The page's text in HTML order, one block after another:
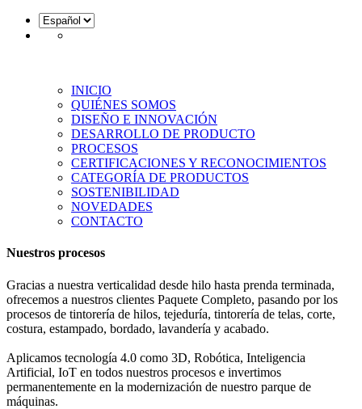
INICIO
QUIÉNES SOMOS
DISEÑO E INNOVACIÓN
DESARROLLO DE PRODUCTO
PROCESOS
CERTIFICACIONES Y RECONOCIMIENTOS
CATEGORÍA DE PRODUCTOS
SOSTENIBILIDAD
NOVEDADES
CONTACTO
Nuestros procesos
Gracias a nuestra verticalidad desde hilo hasta prenda terminada,
ofrecemos a nuestros clientes Paquete Completo, pasando por los
procesos de tintorería de hilos, tejeduría, tintorería de telas, corte,
costura, estampado, bordado, lavandería y acabado.
Aplicamos tecnología 4.0 como 3D, Robótica, Inteligencia
Artificial, IoT en todos nuestros procesos e invertimos
permanentemente en la modernización de nuestro parque de
máquinas.